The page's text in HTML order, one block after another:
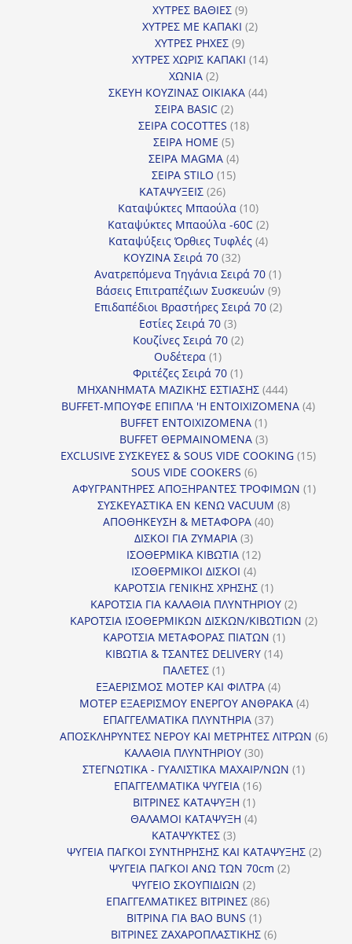
προϊόντα
ΧΥΤΡΕΣ ΒΑΘΙΕΣ 99
προϊόντα
ΧΥΤΡΕΣ ΜΕ ΚΑΠΑΚΙ 22
ΧΥΤΡΕΣ ΡΗΧΕΣ 99
προϊόντα
ΧΥΤΡΕΣ ΧΩΡΙΣ ΚΑΠΑΚΙ 1414
ΧΩΝΙΑ 22
προϊόντα
ΣΚΕΥΗ ΚΟΥΖΙΝΑΣ ΟΙΚΙΑΚΑ 4444
ΣΕΙΡΑ BASIC 22
προϊόντα
ΣΕΙΡΑ COCOTTES 1818
ΣΕΙΡΑ HOME 55
προϊόντα
ΣΕΙΡΑ MAGMA 44
προϊόντα
ΣΕΙΡΑ STILO 1515
ΚΑΤΑΨΥΞΕΙΣ 2626
προϊόντα
Καταψύκτες Μπαούλα 1010
προϊόντα
Καταψύκτες Μπαούλα -60C 22
προϊόντα
Καταψύξεις Όρθιες Τυφλές 44
ΚΟΥΖΙΝΑ Σειρά 70 3232
προϊόντα
Ανατρεπόμενα Τηγάνια Σειρά 70 11
προϊόν
Βάσεις Επιτραπέζιων Συσκευών 99
προϊόντα
Επιδαπέδιοι Βραστήρες Σειρά 70 22
Εστίες Σειρά 70 33
προϊόντα
Κουζίνες Σειρά 70 22
Ουδέτερα 11
προϊόν
Φριτέζες Σειρά 70 11
προϊόν
ΜΗΧΑΝΗΜΑΤΑ ΜΑΖΙΚΗΣ ΕΣΤΙΑΣΗΣ 444444
προϊόντα
BUFFET-ΜΠΟΥΦΕ ΕΠΙΠΛΑ 'Η ΕΝΤΟΙΧΙΖΟΜΕΝΑ 44
BUFFET ΕΝΤΟΙΧΙΖΟΜΕΝΑ 11
προϊόν
BUFFET ΘΕΡΜΑΙΝΟΜΕΝΑ 33
προϊόντα
EXCLUSIVE ΣΥΣΚΕΥΕΣ & SOUS VIDE COOKING 1515
SOUS VIDE COOKERS 66
προϊόντα
ΑΦΥΓΡΑΝΤΗΡΕΣ ΑΠΟΞΗΡΑΝΤΕΣ ΤΡΟΦΙΜΩΝ 11
ΣΥΣΚΕΥΑΣΤΙΚΑ ΕΝ ΚΕΝΩ VACUUM 88
ΑΠΟΘΗΚΕΥΣΗ & ΜΕΤΑΦΟΡΑ 4040
ΔΙΣΚΟΙ ΓΙΑ ΖΥΜΑΡΙΑ 33
προϊόντα
ΙΣΟΘΕΡΜΙΚΑ ΚΙΒΩΤΙΑ 1212
ΙΣΟΘΕΡΜΙΚΟΙ ΔΙΣΚΟΙ 44
προϊόντα
ΚΑΡΟΤΣΙΑ ΓΕΝΙΚΗΣ ΧΡΗΣΗΣ 11
προϊόν
ΚΑΡΟΤΣΙΑ ΓΙΑ ΚΑΛΑΘΙΑ ΠΛΥΝΤΗΡΙΟΥ 22
προϊόντα
ΚΑΡΟΤΣΙΑ ΙΣΟΘΕΡΜΙΚΩΝ ΔΙΣΚΩΝ/ΚΙΒΩΤΙΩΝ 22
ΚΑΡΟΤΣΙΑ ΜΕΤΑΦΟΡΑΣ ΠΙΑΤΩΝ 11
προϊόν
ΚΙΒΩΤΙΑ & ΤΣΑΝΤΕΣ DELIVERY 1414
ΠΑΛΕΤΕΣ 11
προϊόν
ΕΞΑΕΡΙΣΜΟΣ ΜΟΤΕΡ ΚΑΙ ΦΙΛΤΡΑ 44
προϊόντα
ΜΟΤΕΡ ΕΞΑΕΡΙΣΜΟΥ ΕΝΕΡΓΟΥ ΑΝΘΡΑΚΑ 44
ΕΠΑΓΓΕΛΜΑΤΙΚΑ ΠΛΥΝΤΗΡΙΑ 3737
προϊόντα
ΑΠΟΣΚΛΗΡΥΝΤΕΣ ΝΕΡΟΥ ΚΑΙ ΜΕΤΡΗΤΕΣ ΛΙΤΡΩΝ 66
ΚΑΛΑΘΙΑ ΠΛΥΝΤΗΡΙΟΥ 3030
προϊόντα
ΣΤΕΓΝΩΤΙΚΑ - ΓΥΑΛΙΣΤΙΚΑ ΜΑΧΑΙΡ/ΝΩΝ 11
ΕΠΑΓΓΕΛΜΑΤΙΚΑ ΨΥΓΕΙΑ 1616
ΒΙΤΡΙΝΕΣ ΚΑΤΑΨΥΞΗ 11
προϊόν
ΘΑΛΑΜΟΙ ΚΑΤΑΨΥΞΗ 44
ΚΑΤΑΨΥΚΤΕΣ 33
προϊόντα
ΨΥΓΕΙΑ ΠΑΓΚΟΙ ΣΥΝΤΗΡΗΣΗΣ ΚΑΙ ΚΑΤΑΨΥΞΗΣ 22
ΨΥΓΕΙΑ ΠΑΓΚΟΙ ΑΝΩ ΤΩΝ 70cm 22
ΨΥΓΕΙΟ ΣΚΟΥΠΙΔΙΩΝ 22
προϊόντα
ΕΠΑΓΓΕΛΜΑΤΙΚΕΣ ΒΙΤΡΙΝΕΣ 8686
ΒΙΤΡΙΝΑ ΓΙΑ BAO BUNS 11
προϊόν
ΒΙΤΡΙΝΕΣ ΖΑΧΑΡΟΠΛΑΣΤΙΚΗΣ 66